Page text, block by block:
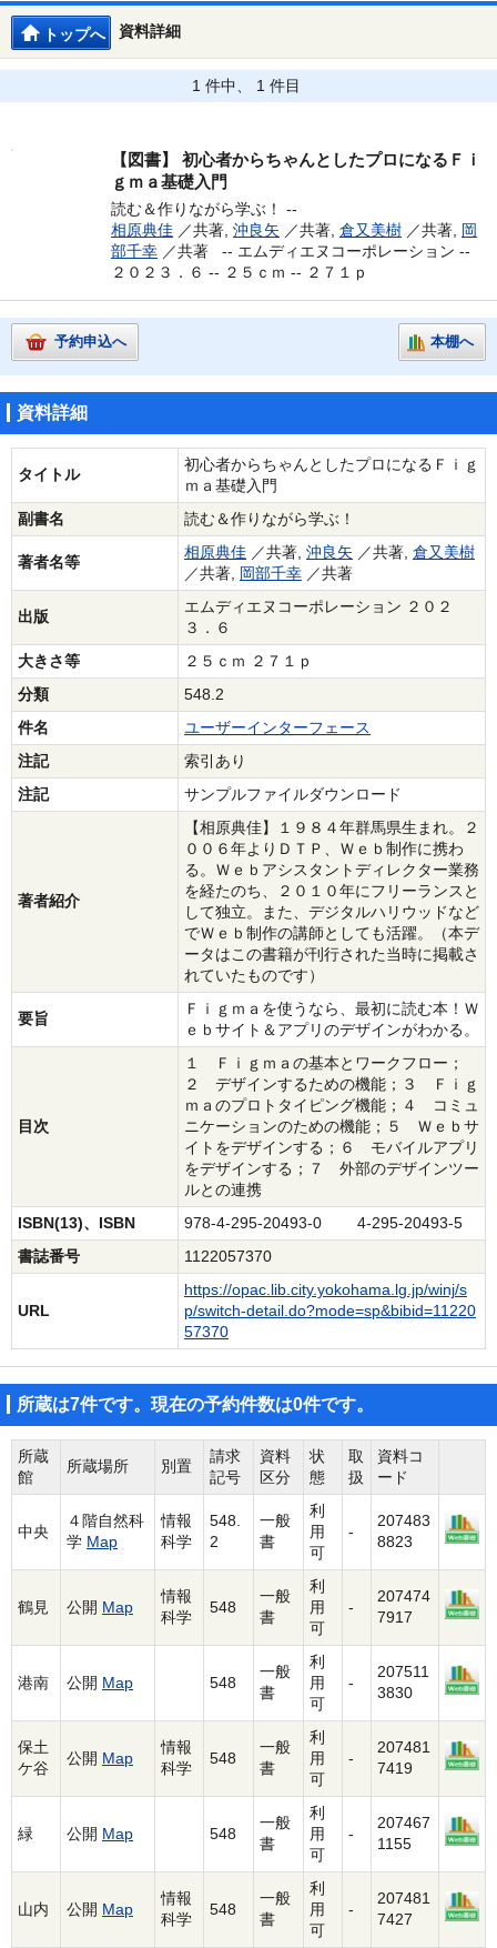
資料詳細
トップへ
1 件中、 1 件目
【図書】
初心者からちゃんとしたプロになるＦｉ
ｇｍａ基礎入門
読む＆作りながら学ぶ！ --
相原典佳 ／共著, 沖良矢 ／共著, 倉又美樹 ／共著, 岡
部千幸 ／共著 -- エムディエヌコーポレーション --
２０２３．６ -- ２５ｃｍ -- ２７１ｐ
予約申込へ 本棚へ
資料詳細
タイトル
初心者からちゃんとしたプロになるＦｉｇ
ｍａ基礎入門
副書名
読む＆作りながら学ぶ！
著者名等
相原典佳 ／共著, 沖良矢 ／共著, 倉又美樹
／共著, 岡部千幸 ／共著
出版
エムディエヌコーポレーション ２０２
３．６
大きさ等
２５ｃｍ ２７１ｐ
分類
548.2
件名
ユーザーインターフェース
注記
索引あり
注記
サンプルファイルダウンロード
著者紹介
【相原典佳】１９８４年群馬県生まれ。２
００６年よりＤＴＰ、Ｗｅｂ制作に携わ
る。Ｗｅｂアシスタントディレクター業務
を経たのち、２０１０年にフリーランスと
して独立。また、デジタルハリウッドなど
でＷｅｂ制作の講師としても活躍。（本デ
ータはこの書籍が刊行された当時に掲載さ
れていたものです）
要旨
Ｆｉｇｍａを使うなら、最初に読む本！Ｗ
ｅｂサイト＆アプリのデザインがわかる。
目次
１ Ｆｉｇｍａの基本とワークフロー；
２ デザインするための機能；３ Ｆｉｇ
ｍａのプロトタイピング機能；４ コミュ
ニケーションのための機能；５ Ｗｅｂサ
イトをデザインする；６ モバイルアプリ
をデザインする；７ 外部のデザインツー
ルとの連携
ISBN(13)、ISBN
978-4-295-20493-0 4-295-20493-5
書誌番号
1122057370
URL
https://opac.lib.city.yokohama.lg.jp/winj/s
p/switch-detail.do?mode=sp&bibid=11220
57370
所蔵は7件です。現在の予約件数は0件です。
所蔵
館
所蔵場所 別置
請求
記号
資料
区分
状
態
取
扱
資料コ
ード
中央
４階自然科
学 Map
情報
科学
548.
2
一般
書
利
用
可
-
207483
8823
鶴見 公開 Map
情報
科学
548
一般
書
利
用
可
-
207474
7917
港南 公開 Map 548
一般
書
利
用
可
-
207511
3830
保土
ケ谷
公開 Map
情報
科学
548
一般
書
利
用
可
-
207481
7419
緑 公開 Map 548
一般
書
利
用
可
-
207467
1155
山内 公開 Map
情報
科学
548
一般
書
利
用
可
-
207481
7427